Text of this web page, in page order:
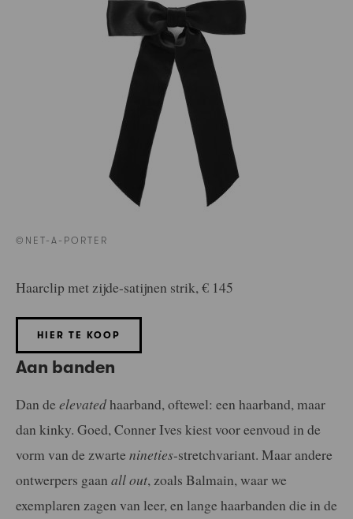
©NET-A-PORTER
Haarclip met zijde-satijnen strik, € 145
HIER TE KOOP
Aan banden
Dan de elevatedhaarband, oftewel: een haarband, maar
dan kinky. Goed, Conner Ives kiest voor eenvoud in de
vorm van de zwarte nineties-stretchvariant. Maar andere
ontwerpers gaan all out, zoals Balmain, waar we
exemplaren zagen van leer, en lange haarbanden die in de